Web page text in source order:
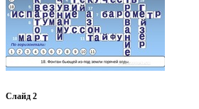
Слайд 2